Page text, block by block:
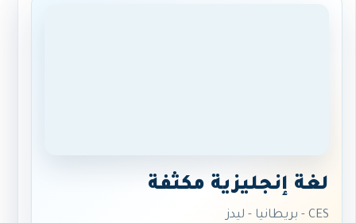
لغة إنجليزية مكثفة
CES - بريطانيا - ليدز